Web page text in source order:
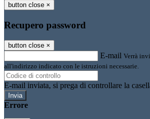
button close ×
Recupero password
button close ×
E-mail Verrà
all'indirizzo indicato con le istruzioni necessarie.
E-mail inviata, si prega di controllare la
Errore